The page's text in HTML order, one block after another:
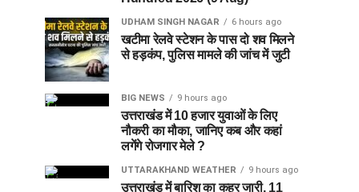
UDHAM SINGH NAGAR 6 hours ago
खटीमा रेलवे स्टेशन के पास दो शव मिलने
से हड़कंप, पुलिस मामले की जांच में जुटी
BIG NEWS 9 hours ago
उत्तराखंड में 10 हजार युवाओं के लिए
नौकरी का मौका, जानिए कब और कहां
लगेंगे रोजगार मेले ?
UTTARAKHAND WEATHER 9 hours ago
उत्तराखंड में बारिश का कहर जारी, 11